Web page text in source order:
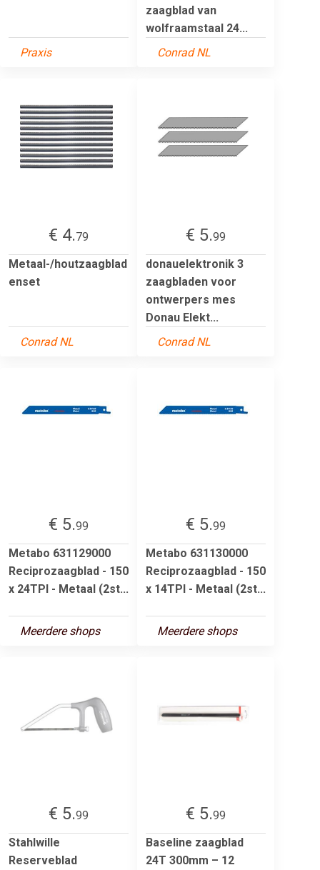
Praxis
zaagblad van
wolfraamstaal 24...
Conrad NL
€ 4.79
Metaal-/houtzaagblad
enset
Conrad NL
€ 5.99
donauelektronik 3
zaagbladen voor
ontwerpers mes
Donau Elekt...
Conrad NL
€ 5.99
Metabo 631129000
Reciprozaagblad - 150
x 24TPI - Metaal (2st...
Meerdere shops
€ 5.99
Metabo 631130000
Reciprozaagblad - 150
x 14TPI - Metaal (2st...
Meerdere shops
€ 5.99
Stahlwille
Reserveblad
€ 5.99
Baseline zaagblad
24T 300mm – 12